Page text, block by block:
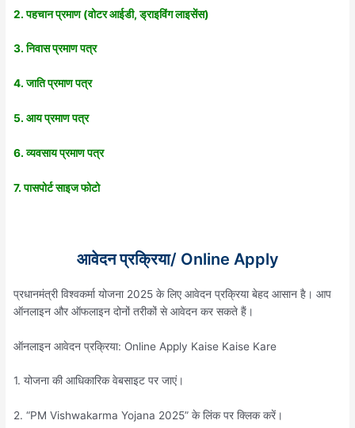
2. पहचान प्रमाण (वोटर आईडी, ड्राइविंग लाइसेंस)
3. निवास प्रमाण पत्र
4. जाति प्रमाण पत्र
5. आय प्रमाण पत्र
6. व्यवसाय प्रमाण पत्र
7. पासपोर्ट साइज फोटो
आवेदन प्रक्रिया/ Online Apply
प्रधानमंत्री विश्वकर्मा योजना 2025 के लिए आवेदन प्रक्रिया बेहद आसान है। आप
ऑनलाइन और ऑफलाइन दोनों तरीकों से आवेदन कर सकते हैं।
ऑनलाइन आवेदन प्रक्रिया: Online Apply Kaise Kaise Kare
1. योजना की आधिकारिक वेबसाइट पर जाएं।
2. “PM Vishwakarma Yojana 2025” के लिंक पर क्लिक करें।